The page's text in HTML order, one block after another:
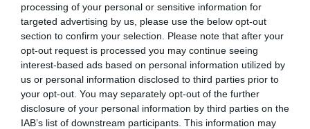
processing of your personal or sensitive information for
targeted advertising by us, please use the below opt-out
section to confirm your selection. Please note that after your
opt-out request is processed you may continue seeing
interest-based ads based on personal information utilized by
us or personal information disclosed to third parties prior to
your opt-out. You may separately opt-out of the further
disclosure of your personal information by third parties on the
IAB’s list of downstream participants. This information may
Añadir2Playbookcomo fuente preferida de Google
de forma gratuita
Mantente informado con las últimas noticias de actualidad.
ACTIVAR AHORA
Compartir